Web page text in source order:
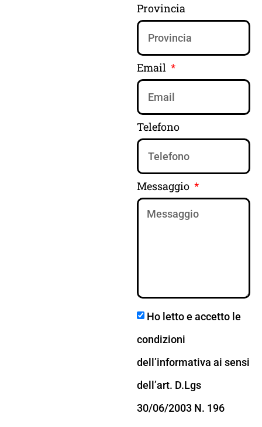
Provincia
Email
Telefono
Messaggio
Ho letto e accetto le
condizioni
dell’informativa ai sensi
dell’art. D.Lgs
30/06/2003 N. 196